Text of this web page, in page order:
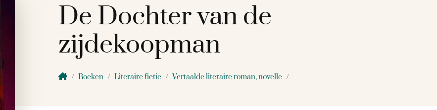
De Dochter van de
zijdekoopman
Boeken Literaire fictie Vertaalde literaire roman, novelle